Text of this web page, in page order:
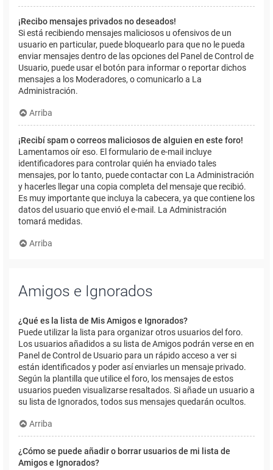
¡Recibo mensajes privados no deseados!
Si está recibiendo mensajes maliciosos u ofensivos de un
usuario en particular, puede bloquearlo para que no le pueda
enviar mensajes dentro de las opciones del Panel de Control de
Usuario, puede usar el botón para informar o reportar dichos
mensajes a los Moderadores, o comunicarlo a La
Administración.
Arriba
¡Recibí spam o correos maliciosos de alguien en este foro!
Lamentamos oír eso. El formulario de e-mail incluye
identificadores para controlar quién ha enviado tales
mensajes, por lo tanto, puede contactar con La Administración
y hacerles llegar una copia completa del mensaje que recibió.
Es muy importante que incluya la cabecera, ya que contiene los
datos del usuario que envió el e-mail. La Administración
tomará medidas.
Arriba
Amigos e Ignorados
¿Qué es la lista de Mis Amigos e Ignorados?
Puede utilizar la lista para organizar otros usuarios del foro.
Los usuarios añadidos a su lista de Amigos podrán verse en en
Panel de Control de Usuario para un rápido acceso a ver si
están identificados y poder así enviarles un mensaje privado.
Según la plantilla que utilice el foro, los mensajes de estos
usuarios pueden visualizarse resaltados. Si añade un usuario a
su lista de Ignorados, todos sus mensajes quedarán ocultos.
Arriba
¿Cómo se puede añadir o borrar usuarios de mi lista de
Amigos e Ignorados?